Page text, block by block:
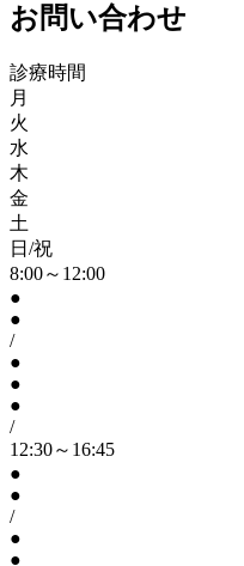
お問い合わせ
診療時間
月
火
水
木
金
土
日/祝
8:00～12:00
●
●
/
●
●
●
/
12:30～16:45
●
●
/
●
●